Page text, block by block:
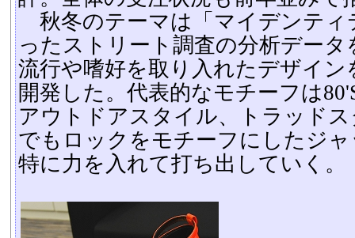
秋冬のテーマは「マイデンティ
ったストリート調査の分析デー
流行や嗜好を取り入れたデザイ
開発した。代表的なモチーフは
アウトドアスタイル、トラッド
でもロックをモチーフにしたジ
特に力を入れて打ち出していく。